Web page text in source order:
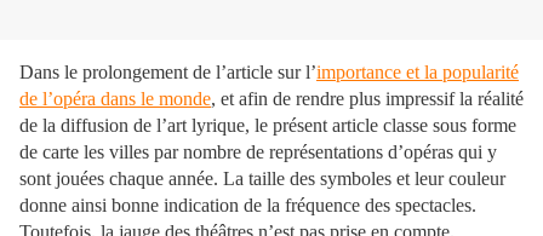
Dans le prolongement de l’article sur l’importance et la popularité
de l’opéra dans le monde, et afin de rendre plus impressif la réalité
de la diffusion de l’art lyrique, le présent article classe sous forme
de carte les villes par nombre de représentations d’opéras qui y
sont jouées chaque année. La taille des symboles et leur couleur
donne ainsi bonne indication de la fréquence des spectacles.